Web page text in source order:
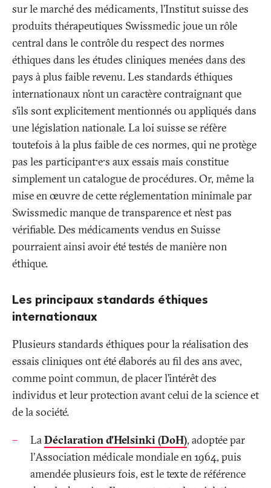
sur le marché des médicaments, l’Institut suisse des
produits thérapeutiques Swissmedic joue un rôle
central dans le contrôle du respect des normes
éthiques dans les études cliniques menées dans des
pays à plus faible revenu. Les standards éthiques
internationaux n’ont un caractère contraignant que
s’ils sont explicitement mentionnés ou appliqués dans
une législation nationale. La loi suisse se réfère
toutefois à la plus faible de ces normes, qui ne protège
pas les participant·e·s aux essais mais constitue
simplement un catalogue de procédures. Or, même la
mise en œuvre de cette réglementation minimale par
Swissmedic manque de transparence et n’est pas
vérifiable. Des médicaments vendus en Suisse
pourraient ainsi avoir été testés de manière non
éthique.
Les principaux standards éthiques
internationaux
Plusieurs standards éthiques pour la réalisation des
essais cliniques ont été élaborés au fil des ans avec,
comme point commun, de placer l’intérêt des
individus et leur protection avant celui de la science et
de la société.
LaDéclaration d’Helsinki (DoH), adoptée par
l’Association médicale mondiale en 1964, puis
amendée plusieurs fois, est le texte de référence